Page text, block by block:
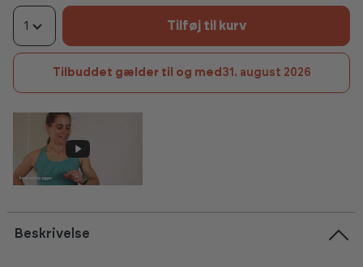
1 Tilføj til kurv
Tilbuddet gælder til og med 31. august 2026
Beskrivelse